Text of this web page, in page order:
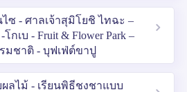
ซ - ศาลเจ้าสุมิโยชิ ไทฉะ –
กเบ - Fruit & Flower Park –
มชาติ - บุฟเฟ่ต์ขาปู
ลไม้ - เรียนพิธีชงชาแบบ